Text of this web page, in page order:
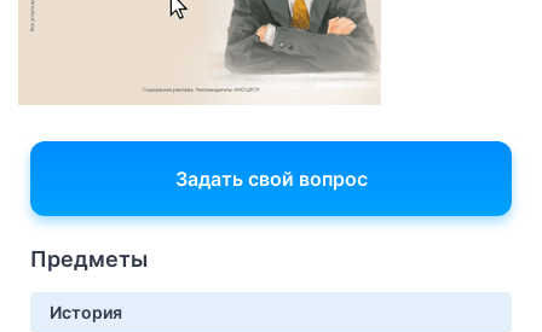
Задать свой вопрос
Предметы
История